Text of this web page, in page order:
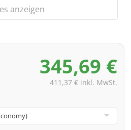
(Überprüfung der Daten ink.
Ansichtsdatei vorab zur
& Versand an eine
anzeigen
345,69 €
411,37 € inkl. MwSt.